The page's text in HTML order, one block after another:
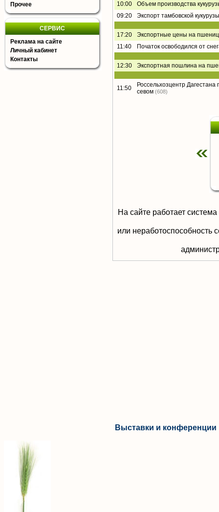
Прочее
СЕРВИС
Реклама на сайте
Личный кабинет
Контакты
10:00
Объем производства
09:20
Экспорт тамбовской
17:20
Экспортные цены на
11:40
Початок освободился от
12:30 Экспортная пошлина на
11:50
Россельхозцентр
севом (608)
На сайте работает
или неработоспособность
Выставки и конференции